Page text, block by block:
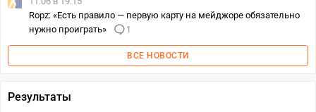
Ropz: «Есть правило — первую карту на мейджоре обязательно
нужно проиграть»
1
ВСЕ НОВОСТИ
Результаты